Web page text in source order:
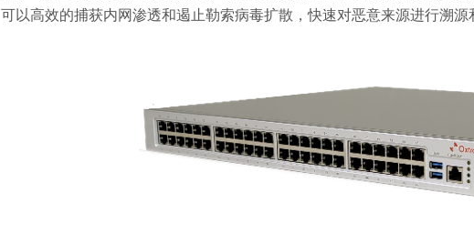
可以高效的捕获内网渗透和遏止勒索病毒扩散，快速对恶意来源进行溯源